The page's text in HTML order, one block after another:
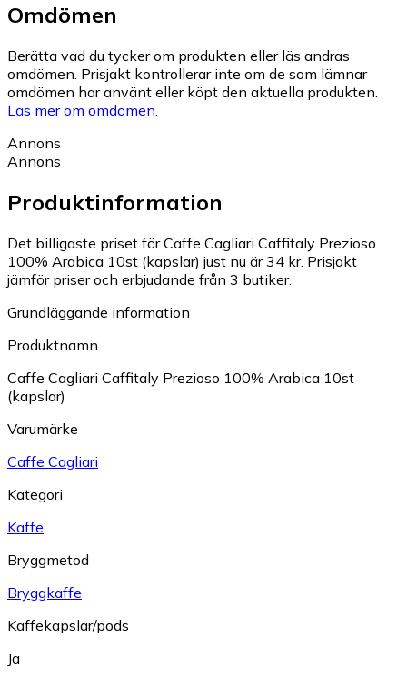
Omdömen
Berätta vad du tycker om produkten eller läs andras
omdömen. Prisjakt kontrollerar inte om de som lämnar
omdömen har använt eller köpt den aktuella produkten.
Läs mer om omdömen.
Annons
Annons
Produktinformation
Det billigaste priset för Caffe Cagliari Caffitaly Prezioso
100% Arabica 10st (kapslar) just nu är 34 kr. Prisjakt
jämför priser och erbjudande från 3 butiker.
Grundläggande information
Produktnamn
Caffe Cagliari Caffitaly Prezioso 100% Arabica 10st
(kapslar)
Varumärke
Caffe Cagliari
Kategori
Kaffe
Bryggmetod
Bryggkaffe
Kaffekapslar/pods
Ja